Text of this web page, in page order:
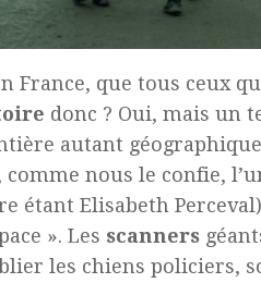
France, que tous ceux
donc ? Oui, mais un
autant
nous le confie,
étant Elisabeth
». Les scanners
les chiens policiers,